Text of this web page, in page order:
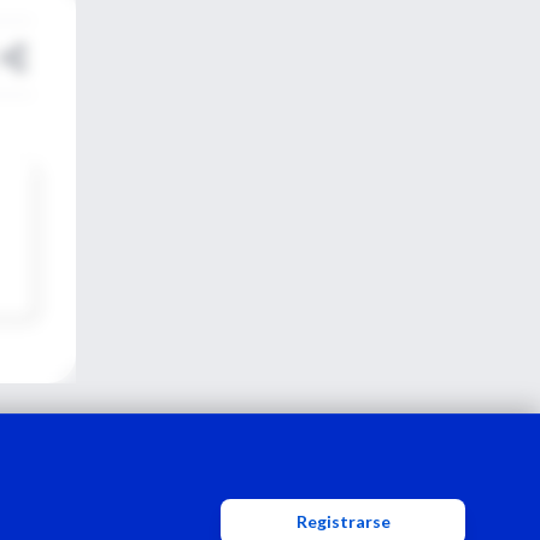
Registrarse